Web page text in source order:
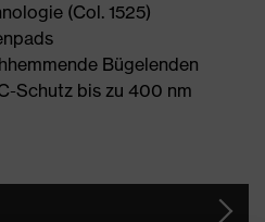
(Col. 1525)
Bügelenden
Schutz bis zu 400 nm